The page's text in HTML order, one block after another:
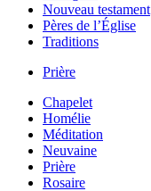
Nouveau testament
Pères de l’Église
Traditions
Prière
Chapelet
Homélie
Méditation
Neuvaine
Prière
Rosaire